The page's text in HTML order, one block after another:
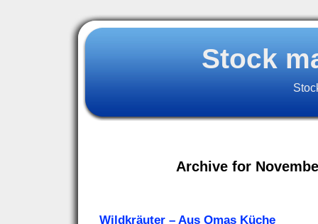
Stock
Archive for
Wildkräuter – Aus Omas Küche